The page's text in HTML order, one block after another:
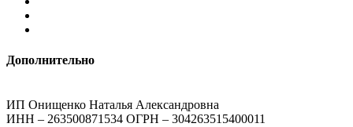
Дополнительно
ИП Онищенко Наталья Александровна
ИНН – 263500871534 ОГРН – 304263515400011